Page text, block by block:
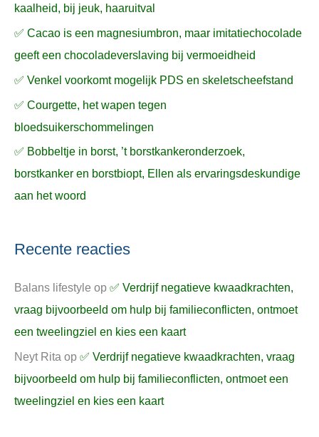
kaalheid, bij jeuk, haaruitval
✅ Cacao is een magnesiumbron, maar imitatiechocolade
geeft een chocoladeverslaving bij vermoeidheid
✅ Venkel voorkomt mogelijk PDS en skeletscheefstand
✅ Courgette, het wapen tegen
bloedsuikerschommelingen
✅ Bobbeltje in borst, ’t borstkankeronderzoek,
borstkanker en borstbiopt, Ellen als ervaringsdeskundige
aan het woord
Recente reacties
Balans lifestyle op ✅ Verdrijf negatieve kwaadkrachten,
vraag bijvoorbeeld om hulp bij familieconflicten, ontmoet
een tweelingziel en kies een kaart
Neyt Rita op ✅ Verdrijf negatieve kwaadkrachten, vraag
bijvoorbeeld om hulp bij familieconflicten, ontmoet een
tweelingziel en kies een kaart